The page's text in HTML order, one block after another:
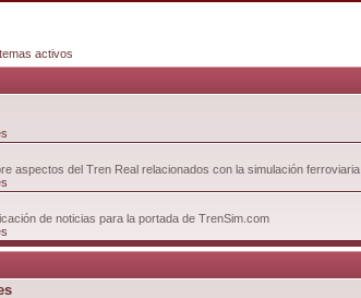
activos
aspectos del Tren Real relacionados con la simulación ferroviaria
de noticias para la portada de TrenSim.com